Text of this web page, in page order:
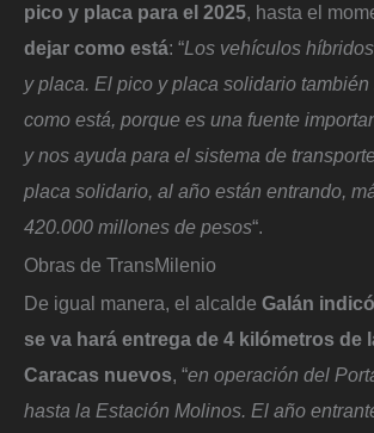
pico y placa para el 2025, hasta el
dejar como está: “Los vehículos
y placa. El pico y placa solidario
como está, porque es una fuente
y nos ayuda para el sistema de
placa solidario, al año están entrando,
420.000 millones de pesos“.
Obras de TransMilenio
De igual manera, el alcalde Galán
se va hará entrega de 4 kilómetros de
Caracas nuevos, “en operación del
hasta la Estación Molinos. El año